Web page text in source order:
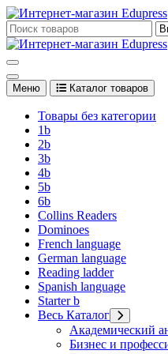
Перейти
к
содержимому
Edupress Uzbekistan,
Меню Каталог товаров
Товары без категории
1b
2b
3b
4b
5b
6b
Collins Readers
Dominoes
French language
German language
Reading ladder
Spanish language
Starter b
Весь Каталог
Академический
Бизнес и